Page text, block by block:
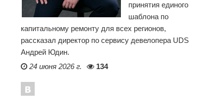
принятия единого
шаблона по
капитальному ремонту для всех регионов,
рассказал директор по сервису девелопера UDS
Андрей Юдин.
24 июня 2026 г.
134